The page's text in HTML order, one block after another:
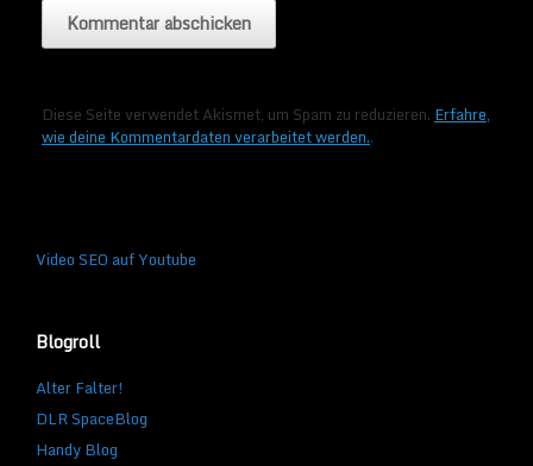
Diese Seite verwendet Akismet, um Spam zu reduzieren. Erfahre,
wie deine Kommentardaten verarbeitet werden..
Video SEO auf Youtube
Blogroll
Alter Falter!
DLR SpaceBlog
Handy Blog